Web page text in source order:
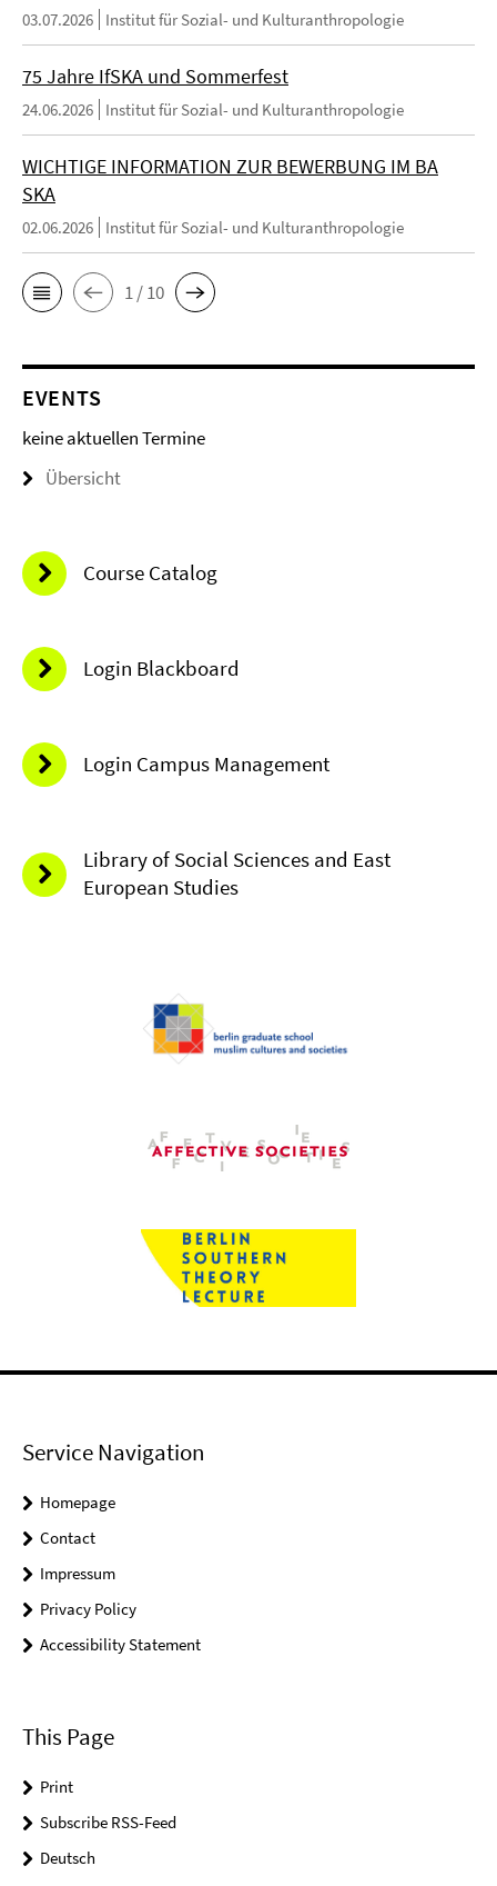
03.07.2026 Institut für Sozial- und Kulturanthropologie
75 Jahre IfSKA und Sommerfest
24.06.2026 Institut für Sozial- und Kulturanthropologie
WICHTIGE INFORMATION ZUR BEWERBUNG IM BA
SKA
02.06.2026 Institut für Sozial- und Kulturanthropologie
1 / 10
EVENTS
keine aktuellen Termine
Übersicht
Course Catalog
Login Blackboard
Login Campus Management
Library of Social Sciences and East
European Studies
Service Navigation
Homepage
Contact
Impressum
Privacy Policy
Accessibility Statement
This Page
Print
Subscribe RSS-Feed
Deutsch